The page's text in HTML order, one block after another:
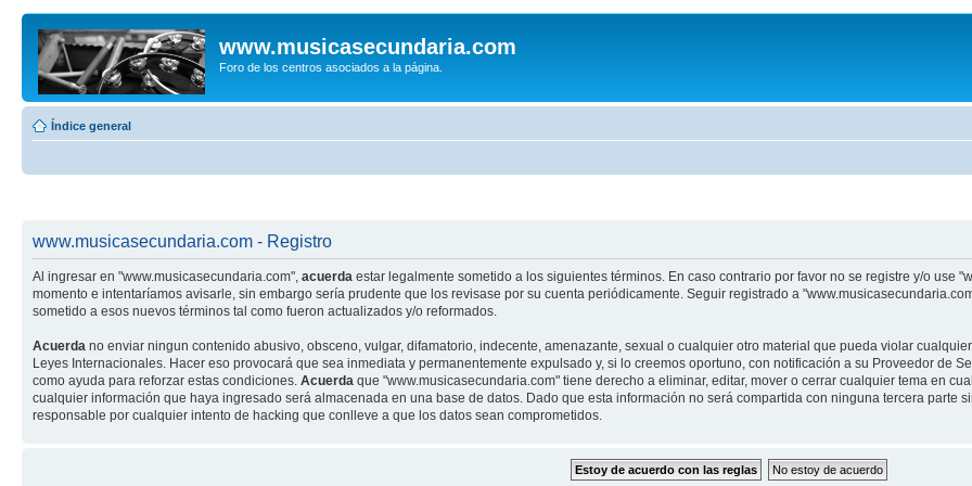
www.musicasecundaria.com
Foro de los centros asociados a la página.
Índice general
www.musicasecundaria.com - Registro
Al ingresar en "www.musicasecundaria.com", acuerda estar legalmente sometido a los siguientes términos. En caso contrario por favor no se registre y/o use
momento e intentaríamos avisarle, sin embargo sería prudente que los revisase por su cuenta periódicamente. Seguir registrado a
sometido a esos nuevos términos tal como fueron actualizados y/o reformados.
Acuerda no enviar ningun contenido abusivo, obsceno, vulgar, difamatorio, indecente, amenazante, sexual o cualquier otro material que pueda violar
Leyes Internacionales. Hacer eso provocará que sea inmediata y permanentemente expulsado y, si lo creemos oportuno, con notificación a su Proveedor de
como ayuda para reforzar estas condiciones. Acuerda que "www.musicasecundaria.com" tiene derecho a eliminar, editar, mover o cerrar cualquier tema en
cualquier información que haya ingresado será almacenada en una base de datos. Dado que esta información no será compartida con ninguna tercera parte
responsable por cualquier intento de hacking que conlleve a que los datos sean comprometidos.